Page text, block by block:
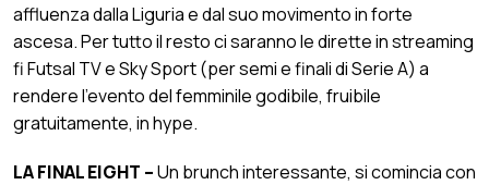
affluenza dalla Liguria e dal suo movimento in forte
ascesa. Per tutto il resto ci saranno le dirette in streaming
fi Futsal TV e Sky Sport (per semi e finali di Serie A) a
rendere l’evento del femminile godibile, fruibile
gratuitamente, in hype.
LA FINAL EIGHT –Un brunch interessante, si comincia con